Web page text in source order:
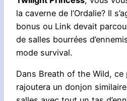
la caverne de l’Ordalie? Il
bonus ou Link devait
de salles bourrées
mode survival.
Dans Breath of the Wild, ce
rajoutera un donjon